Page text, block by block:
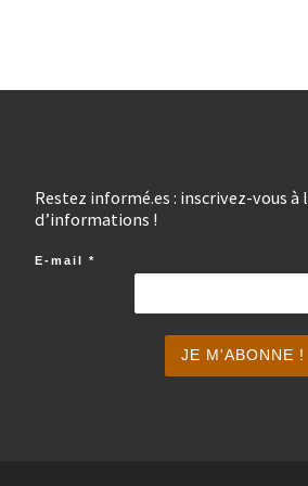
Restez informé.es : inscrivez-vous à
d’informations !
E-mail *